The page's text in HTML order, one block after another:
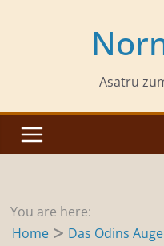
Asatru
You are here:
Home
Das Odins